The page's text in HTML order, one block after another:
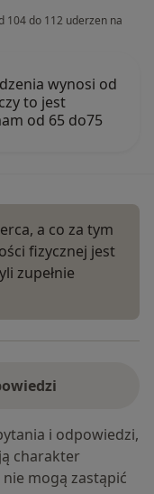
104 do 112 uderzen na
wynosi od
to jest
od 65 do75
a co za tym
fizycznej jest
zupełnie
i odpowiedzi,
charakter
mogą zastąpić